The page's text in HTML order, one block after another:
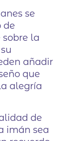
se
de
la
añadir
que
alegría
de
imán sea